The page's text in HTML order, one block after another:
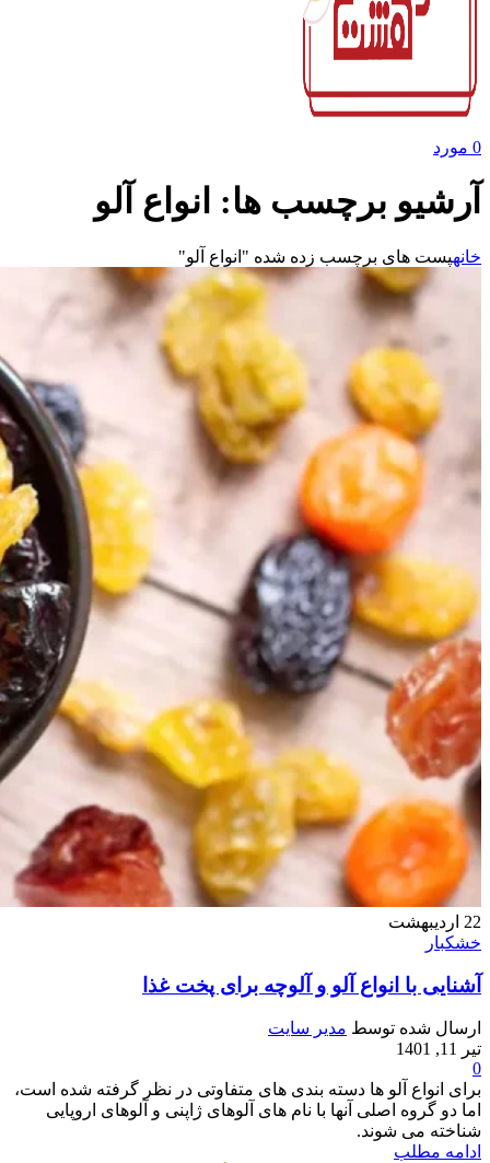
0 مورد
آرشیو برچسب ها: انواع آلو
خانهپست های برچسب زده شده "انواع آلو"
22 اردیبهشت
خشکبار
آشنایی با انواع آلو و آلوچه برای پخت غذا
ارسال شده توسط مدیر سایت
تیر 11, 1401
0
برای انواع آلو ها دسته بندی های متفاوتی در نظر گرفته شده است،
اما دو گروه اصلی آنها با نام های آلوهای ژاپنی و آلوهای اروپایی
شناخته می شوند.
ادامه مطلب